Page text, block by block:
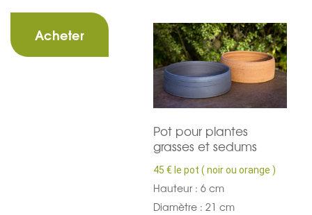
Acheter
Pot pour plantes
grasses et sedums
45 € le pot ( noir ou orange )
Hauteur : 6 cm
Diamètre : 21 cm